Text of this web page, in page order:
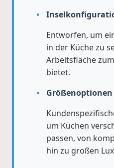
Entworfen, um
in der Küche zu
Arbeitsfläche
bietet.
Größenoptionen
um Küchen
passen, von
hin zu großen